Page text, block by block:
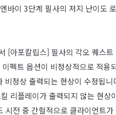
바이 3단계 필사의 저지 난이도
[아포칼립스] 필사의 각오 퀘스
펙트 옵션이 비정상적으로 적용
비정상 출력되는 현상이 수정됩니
리플레이가 출력되지 않는 현상
시전 중 간헐적으로 클라이언트